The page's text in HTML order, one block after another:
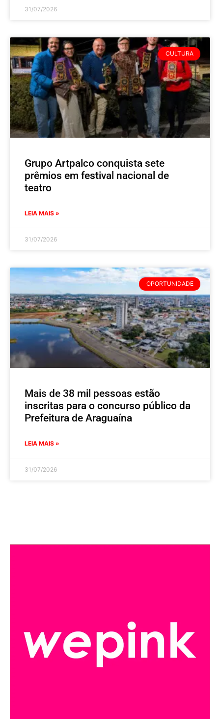
31/07/2026
CULTURA
Grupo Artpalco conquista sete
prêmios em festival nacional de
teatro
LEIA MAIS »
31/07/2026
OPORTUNIDADE
Mais de 38 mil pessoas estão
inscritas para o concurso público da
Prefeitura de Araguaína
LEIA MAIS »
31/07/2026